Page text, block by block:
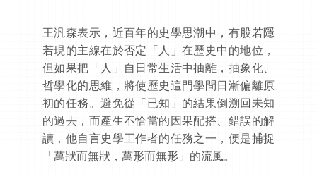
王汎森表示，近百年的史學思潮中，有股若隱
若現的主線在於否定「人」在歷史中的地位，
但如果把「人」自日常生活中抽離，抽象化、
哲學化的思維，將使歷史這門學問日漸偏離原
初的任務。避免從「已知」的結果倒溯回未知
的過去，而產生不恰當的因果配搭、錯誤的解
讀，他自言史學工作者的任務之一，便是捕捉
「萬狀而無狀，萬形而無形」的流風。